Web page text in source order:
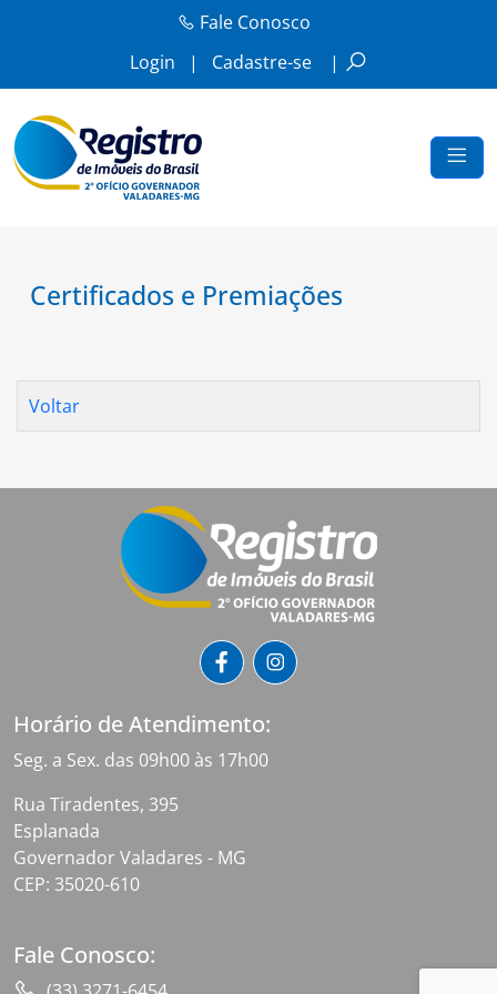
Fale Conosco
Login
| Cadastre-se|
Certificados e Premiações
Voltar
Horário de Atendimento:
Seg. a Sex. das 09h00 às 17h00
Rua Tiradentes, 395
Esplanada
Governador Valadares - MG
CEP: 35020-610
Fale Conosco: